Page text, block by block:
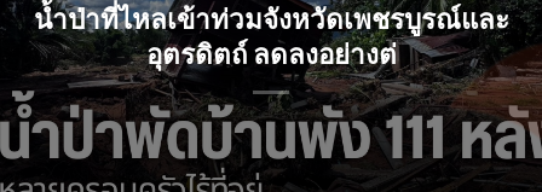
น้ำป่าที่ไหลเข้าท่วมจังหวัดเพชรบูรณ์และ
อุตรดิตถ์ ลดลงอย่างต่